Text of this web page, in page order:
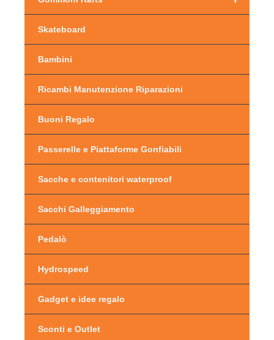
Skateboard
Bambini
Ricambi Manutenzione Riparazioni
Buoni Regalo
Passerelle e Piattaforme Gonfiabili
Sacche e contenitori waterproof
Sacchi Galleggiamento
Pedalò
Hydrospeed
Gadget e idee regalo
Sconti e Outlet